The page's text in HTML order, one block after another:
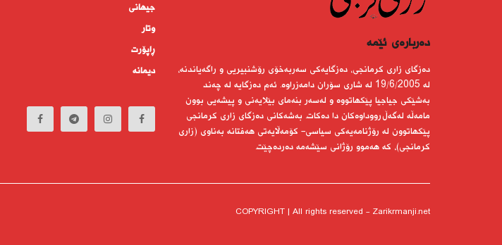
دەربارەى ئێمە
دەزگای زاری كرمانجی، دەزگایەكی سەربەخۆی رۆشنبیریی و راگەیاندنە،
لە 19/6/2005 لە شاری سۆران دامەزراوە. ئەم دەزگایە لە چەند
بەشێكی جیاجیا پێكهاتووە و لەسەر بنەمای بێلایەنی و پیشەیی بوون
مامەڵە لەگەڵ رووداوەكان دا دەكات. بەشەكانی دەزگای زاری كرمانجی
پێكهاتوون لە رۆژنامەیەكی سیاسی- كۆمەڵایەتی هەفتانە بەناوی (زاری
كرمانجی)، كە هەموو رۆژانی سێشەمە دەردەچێت.
جیهانى
وتار
ڕاپۆرت
دیمانە
COPYRIGHT | All rights reserved - Zarikrmanji.net